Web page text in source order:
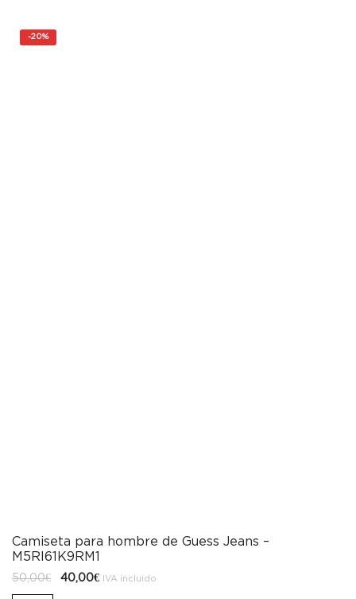
-20%
Camiseta para hombre de Guess Jeans –
M5RI61K9RM1
50,00€
El
precio
40,00€ElIVA incluido